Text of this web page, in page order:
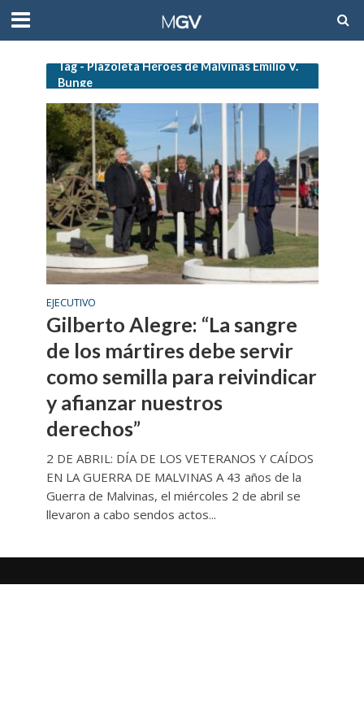
Tag - Plazoleta Héroes de Malvinas Emilio V.
Bunge
EJECUTIVO
Gilberto Alegre: “La sangre
de los mártires debe servir
como semilla para reivindicar
y afianzar nuestros
derechos”
2 DE ABRIL: DÍA DE LOS VETERANOS Y CAÍDOS
EN LA GUERRA DE MALVINAS A 43 años de la
Guerra de Malvinas, el miércoles 2 de abril se
llevaron a cabo sendos actos...